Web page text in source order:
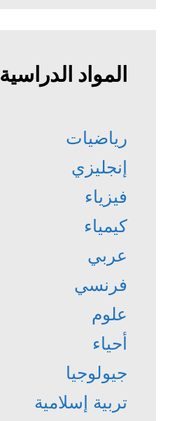
المواد الدراسية
رياضيات
إنجليزي
فيزياء
كيمياء
عربي
فرنسي
علوم
أحياء
جيولوجيا
تربية إسلامية